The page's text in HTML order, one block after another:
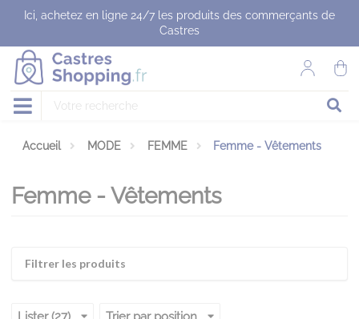
Ici, achetez en ligne 24/7 les produits des commerçants de
Castres
Accueil MODE FEMME Femme - Vêtements
Femme - Vêtements
Filtrer les produits
Panneau de gestion des cookies